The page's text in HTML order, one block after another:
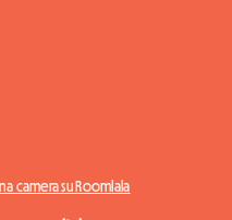
camera su Roomlala